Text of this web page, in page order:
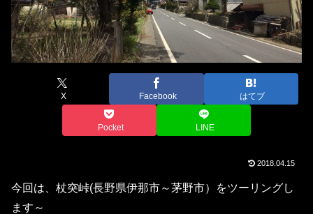
X Facebook はてブ
Pocket LINE
2018.04.15
今回は、杖突峠(長野県伊那市～茅野市）をツーリングし
ます～